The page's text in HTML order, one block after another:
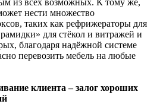
нести множество
таких как рефрижераторы для
для стёкол и витражей и
благодаря надёжной системе
перевозить мебель на любые
клиента – залог хороших